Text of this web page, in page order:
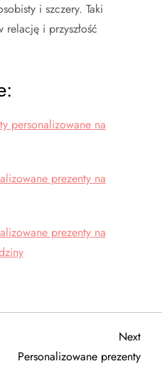
i szczery. Taki
relację i przyszłość
personalizowane na
prezenty na
prezenty na
Next
Post
Next
Personalizowane prezenty